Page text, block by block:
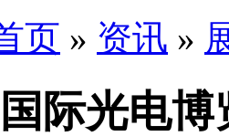
页 » 资讯 »
际光电